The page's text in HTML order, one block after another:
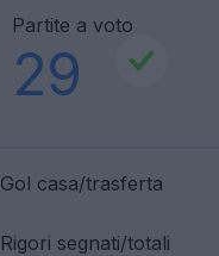
Partite a voto
29
Gol casa/trasferta
Rigori segnati/totali